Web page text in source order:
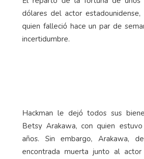
dólares del actor estadounidense,
quien falleció hace un par de
incertidumbre.
Hackman le dejó todos sus
Betsy Arakawa, con quien
años. Sin embargo, Arakawa,
encontrada muerta junto al